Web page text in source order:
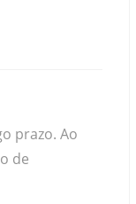
prazo. Ao
de